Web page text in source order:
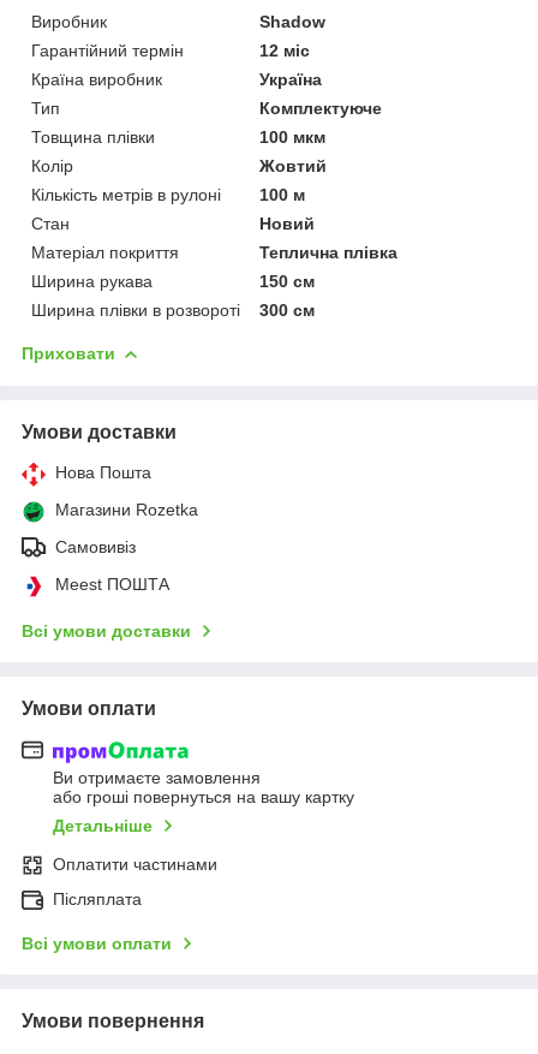
Виробник
Shadow
Гарантійний термін
12 міс
Країна виробник
Україна
Тип
Комплектуюче
Товщина плівки
100 мкм
Колір
Жовтий
Кількість метрів в рулоні
100 м
Стан
Новий
Матеріал покриття
Теплична плівка
Ширина рукава
150 см
Ширина плівки в розвороті
300 см
Приховати
Умови доставки
Нова Пошта
Магазини Rozetka
Самовивіз
Meest ПОШТА
Всі умови доставки
Умови оплати
Ви отримаєте замовлення
або гроші повернуться на вашу картку
Детальніше
Оплатити частинами
Післяплата
Всі умови оплати
Умови повернення